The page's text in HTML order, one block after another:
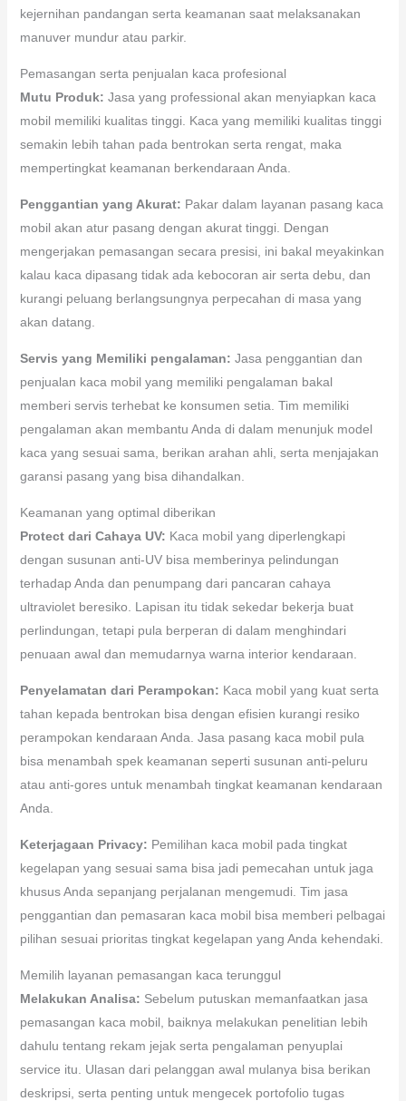
kejernihan pandangan serta keamanan saat melaksanakan
manuver mundur atau parkir.
Pemasangan serta penjualan kaca profesional
Mutu Produk: Jasa yang professional akan menyiapkan kaca
mobil memiliki kualitas tinggi. Kaca yang memiliki kualitas tinggi
semakin lebih tahan pada bentrokan serta rengat, maka
mempertingkat keamanan berkendaraan Anda.
Penggantian yang Akurat: Pakar dalam layanan pasang kaca
mobil akan atur pasang dengan akurat tinggi. Dengan
mengerjakan pemasangan secara presisi, ini bakal meyakinkan
kalau kaca dipasang tidak ada kebocoran air serta debu, dan
kurangi peluang berlangsungnya perpecahan di masa yang
akan datang.
Servis yang Memiliki pengalaman: Jasa penggantian dan
penjualan kaca mobil yang memiliki pengalaman bakal
memberi servis terhebat ke konsumen setia. Tim memiliki
pengalaman akan membantu Anda di dalam menunjuk model
kaca yang sesuai sama, berikan arahan ahli, serta menjajakan
garansi pasang yang bisa dihandalkan.
Keamanan yang optimal diberikan
Protect dari Cahaya UV: Kaca mobil yang diperlengkapi
dengan susunan anti-UV bisa memberinya pelindungan
terhadap Anda dan penumpang dari pancaran cahaya
ultraviolet beresiko. Lapisan itu tidak sekedar bekerja buat
perlindungan, tetapi pula berperan di dalam menghindari
penuaan awal dan memudarnya warna interior kendaraan.
Penyelamatan dari Perampokan: Kaca mobil yang kuat serta
tahan kepada bentrokan bisa dengan efisien kurangi resiko
perampokan kendaraan Anda. Jasa pasang kaca mobil pula
bisa menambah spek keamanan seperti susunan anti-peluru
atau anti-gores untuk menambah tingkat keamanan kendaraan
Anda.
Keterjagaan Privacy: Pemilihan kaca mobil pada tingkat
kegelapan yang sesuai sama bisa jadi pemecahan untuk jaga
khusus Anda sepanjang perjalanan mengemudi. Tim jasa
penggantian dan pemasaran kaca mobil bisa memberi pelbagai
pilihan sesuai prioritas tingkat kegelapan yang Anda kehendaki.
Memilih layanan pemasangan kaca terunggul
Melakukan Analisa: Sebelum putuskan memanfaatkan jasa
pemasangan kaca mobil, baiknya melakukan penelitian lebih
dahulu tentang rekam jejak serta pengalaman penyuplai
service itu. Ulasan dari pelanggan awal mulanya bisa berikan
deskripsi, serta penting untuk mengecek portofolio tugas